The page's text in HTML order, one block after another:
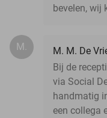
bevelen, wij
M.
M. M. De
Bij de
via Social
handmatig
een collega